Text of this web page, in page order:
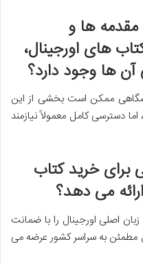
مقدمه ها و
های اورجینال،
ها وجود دارد؟
ممکن است بخشی از این
دسترسی کامل معمولاً نیازمند
خرید کتاب
می دهد؟
اصلی اورجینال را با ضمانت
مطمئن به سراسر کشور عرضه می